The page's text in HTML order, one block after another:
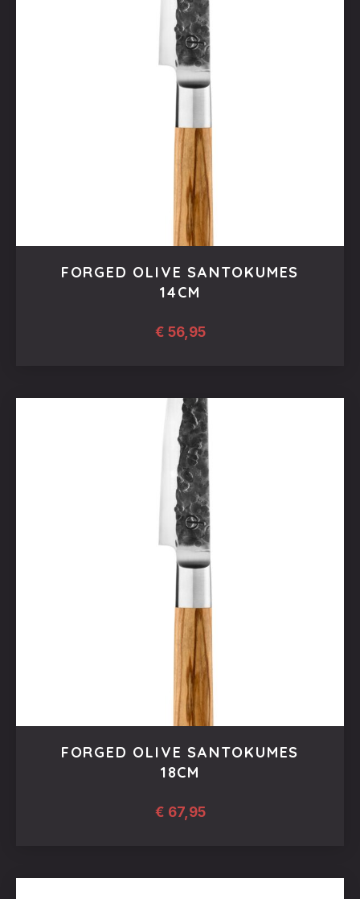
FORGED OLIVE SANTOKUMES
14CM
€ 56,95
FORGED OLIVE SANTOKUMES
18CM
€ 67,95